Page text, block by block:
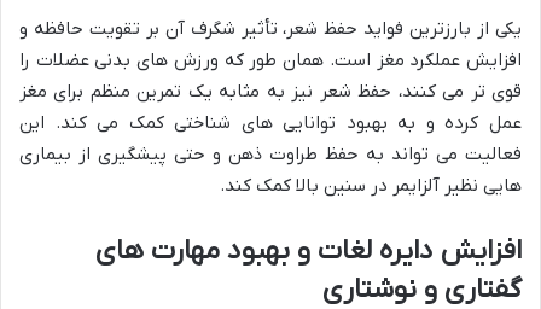
یکی از بارزترین فواید حفظ شعر، تأثیر شگرف آن بر تقویت حافظه و
افزایش عملکرد مغز است. همان طور که ورزش های بدنی عضلات را
قوی تر می کنند، حفظ شعر نیز به مثابه یک تمرین منظم برای مغز
عمل کرده و به بهبود توانایی های شناختی کمک می کند. این
فعالیت می تواند به حفظ طراوت ذهن و حتی پیشگیری از بیماری
هایی نظیر آلزایمر در سنین بالا کمک کند.
افزایش دایره لغات و بهبود مهارت های
گفتاری و نوشتاری